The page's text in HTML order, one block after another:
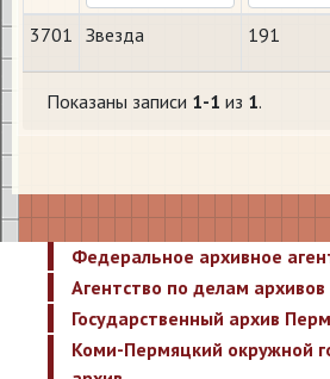
3701 Звезда 191
Показаны записи 1-1 из 1.
Федеральное архивное
Агентство по делам
Государственный архив
Коми-Пермяцкий окружной